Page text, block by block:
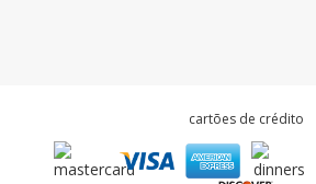
cartões de crédito